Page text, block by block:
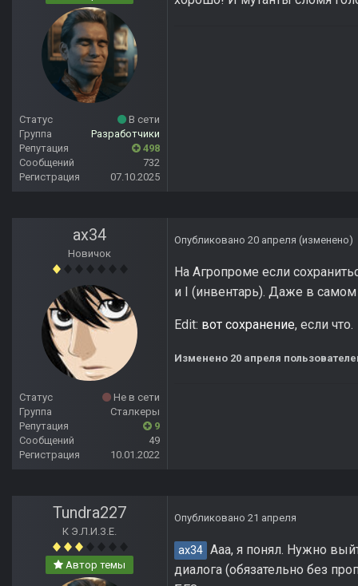
Статус
В сети
Группа
Разработчики
Репутация
498
Сообщений
732
Регистрация
07.10.2025
ax34
Новичок
Статус
Не в сети
Группа
Сталкеры
Репутация
9
Сообщений
49
Регистрация
10.01.2022
Опубликовано 20 апреля (изменено)
На Агропроме если
и I (инвентарь). Даже в
Edit: вот сохранение, если что.
Изменено 20 апреля
Tundra227
К Э.Л.И.З.Е.
Автор темы
Опубликовано 21 апреля
ax34 Ааа, я понял. Нужно
диалога (обязательно без